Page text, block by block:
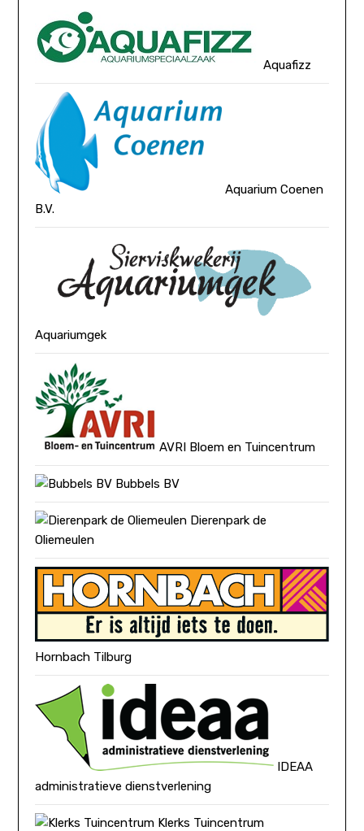
Aquafizz
Aquarium Coenen
B.V.
Aquariumgek
AVRI Bloem en Tuincentrum
Bubbels BV
Dierenpark de
Oliemeulen
Hornbach Tilburg
IDEAA
administratieve dienstverlening
Klerks Tuincentrum